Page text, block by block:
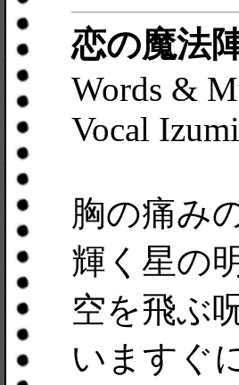
恋の魔法
Words &
Vocal
胸の痛み
輝く星の
空を飛ぶ
いますぐ